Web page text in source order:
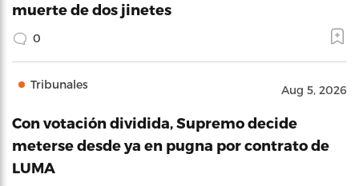
muerte de dos jinetes
0
Tribunales Aug 5, 2026
Con votación dividida, Supremo decide
meterse desde ya en pugna por contrato de
LUMA